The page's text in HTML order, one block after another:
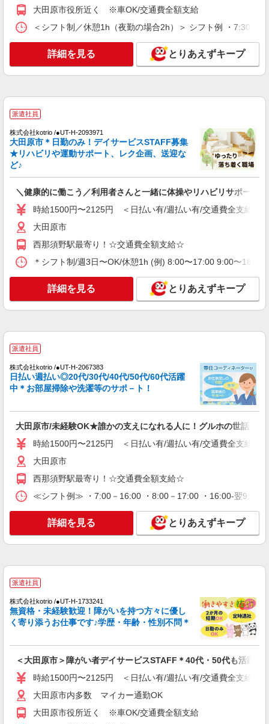
派遣社員
株式会社kotrio /●UT-H-2067124
大田原市≫家庭的でこぢんまりしたグルホ＊家
事サポートなど
時給1500円〜2125円 ＜日払い有/週払い有/交
通費全支給(ガソリン代含む)＞
派遣社員
株式会社kotrio /●UT-H-2020443
大田原市★未経験OKの人間関係に悩まない職
場へ★サ高住スタッフ
時給1500円〜2125円 ＜日払い有/週払い有/交
キープ 詳細を見る
株式会社kotrio /●UT-H-1732749
サ高住職員＊残業しているようじゃダメか、定
時でね、帰らないと
通費全支給(ガソリン代含む)＞
キープ 詳細を見る
大田原市＊自分のペースでゆったり働こう＊サ
高住STAFF
大田原市内多数 マイカー通勤OK
キープ
派遣社員
通費全支給(ガソリン代含む)＞
大田原市
詳細を見る
株式会社kotrio /●UT-H-1876081
デイサービスSTAFF｜面接なし！履歴書不
大田原市役所近く ※車OK/交通費全額支給
＜シフト制／休憩1h（夜勤の場合2h）＞ シフト例 ・7:30
詳細を見る とりあえずキープ
派遣社員
株式会社kotrio /●UT-H-2093971
大田原市＊日勤のみ！デイサービスSTAFF募集
★リハビリや運動サポート、レク企画、送迎な
ど♪
＼健康的に働こう／利用者さんと一緒に体操やリハビリサポート等
時給1500円〜2125円 ＜日払い有/週払い有/交通費全支給(ガ
大田原市
西那須野駅最寄り！☆交通費全額支給☆
＊シフト制/週3日〜OK/休憩1h (例) 8:00〜17:00 9:00〜
詳細を見る とりあえずキープ
派遣社員
株式会社kotrio /●UT-H-2067383
日払い週払い◎20代/30代/40代/50代/60代活躍
中＊お部屋掃除や洗濯等のサポ－ト！
大田原市/未経験OK★誰かの支えになれる人に！グルホの世話人♪
時給1500円〜2125円 ＜日払い有/週払い有/交通費全支給(ガ
大田原市
西那須野駅最寄り！☆交通費全額支給☆
≪シフト例≫ ・7:00－16:00 ・8:00－17:00 ・16:00-翌9:00
詳細を見る とりあえずキープ
派遣社員
株式会社kotrio /●UT-H-1733241
無資格・未経験歓迎！障がいを持つ方々に優し
く寄り添うお仕事です♪学歴・年齢・性別不問＊
＜大田原市＞障がい者デイサービスSTAFF＊40代・50代も活躍中
時給1500円〜2125円 ＜日払い有/週払い有/交通費全支給(ガ
大田原市内多数 マイカー通勤OK
大田原市役所近く ※車OK/交通費全額支給